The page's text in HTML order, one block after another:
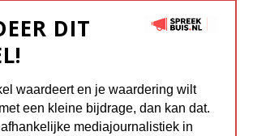
DIT
waardeert en je waardering wilt
een kleine bijdrage, dan kan dat.
mediajournalistiek in